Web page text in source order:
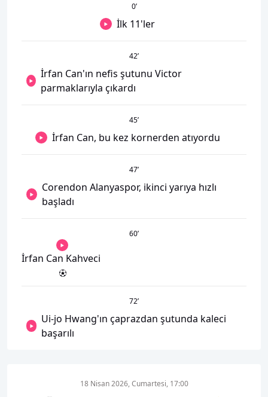
0’
İlk 11'ler
42’
İrfan Can'ın nefis şutunu Victor
parmaklarıyla çıkardı
45’
İrfan Can, bu kez kornerden atıyordu
47’
Corendon Alanyaspor, ikinci yarıya hızlı
başladı
60’
İrfan Can Kahveci
72’
Ui-jo Hwang'ın çaprazdan şutunda kaleci
başarılı
18 Nisan 2026, Cumartesi, 17:00